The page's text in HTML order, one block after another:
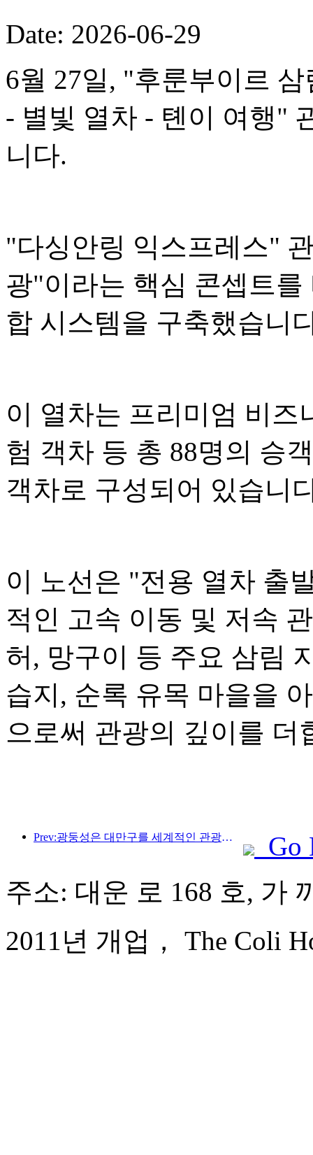
Date: 2026-06-29
6월 27일, "후룬부이르
- 별빛 열차 - 톈이 여행"
니다.
"다싱안링 익스프레스"
광"이라는 핵심 콘셉트
합 시스템을 구축했습니
이 열차는 프리미엄 비즈
험 객차 등 총 88명의 승
객차로 구성되어 있습니
이 노선은 "전용 열차 출
적인 고속 이동 및 저속
허, 망구이 등 주요 삼림
습지, 순록 유목 마을을
으로써 관광의 깊이를 더
Prev:광둥성은 대만구를 세계적인 관광지로 만들기 위한 서비스 산업 역량 확충 계획을 발표했습니다.
Go
주소: 대운 로 168 호, 가
2011년 개업， The Coli